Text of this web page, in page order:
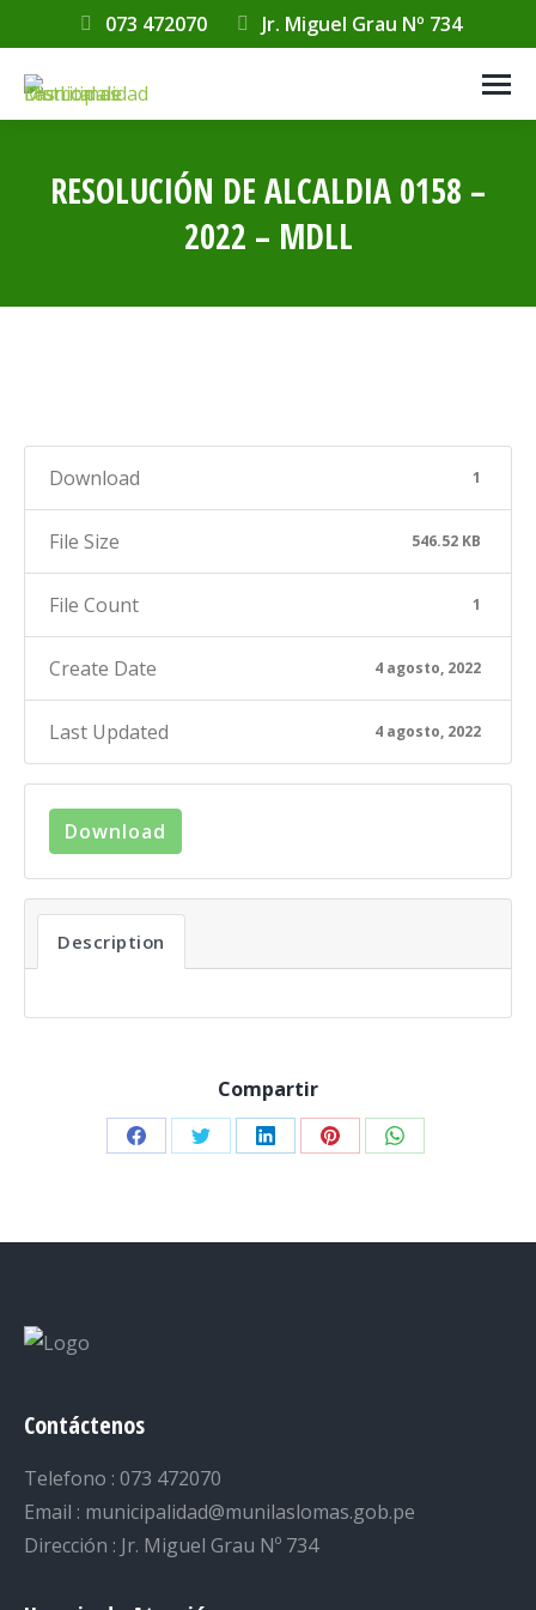
073 472070 Jr. Miguel Grau Nº 734
RESOLUCIÓN DE ALCALDIA 0158 –
2022 – MDLL
Download 1
File Size 546.52 KB
File Count 1
Create Date 4 agosto, 2022
Last Updated 4 agosto, 2022
Download
Description
Compartir
Share Share Share Share Share
Contáctenos
Telefono : 073 472070
Email : municipalidad@munilaslomas.gob.pe
Dirección : Jr. Miguel Grau Nº 734